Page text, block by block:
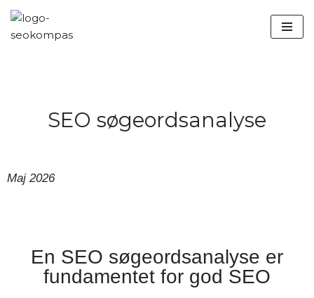
Spring
SEO søgeordsanalyse
Maj 2026
En SEO søgeordsanalyse er
fundamentet for god SEO